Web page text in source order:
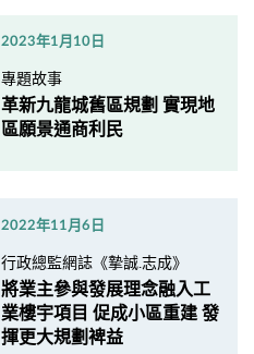
2023年1月10日
專題故事
革新九龍城舊區規劃 實現地
區願景通商利民
2022年11月6日
行政總監網誌《摯誠.志成》
將業主參與發展理念融入工
業樓宇項目 促成小區重建 發
揮更大規劃裨益